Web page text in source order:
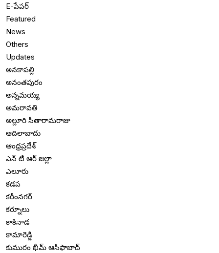
E-పేపర్
Featured
News
Others
Updates
అనకాపల్లి
అనంతపురం
అన్నమయ్య
అమరావతి
అల్లూరి సీతారామరాజు
ఆదిలాబాదు
ఆంధ్రప్రదేశ్
ఎన్ టి ఆర్ జిల్లా
ఎలూరు
కడప
కరీంనగర్
కర్నూలు
కాకినాడ
కామారెడ్డి
కుమురం భీమ్ ఆసిఫాబాద్